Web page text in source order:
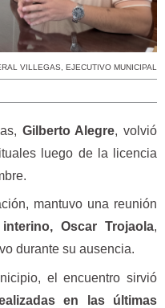
VILLEGAS, EJECUTIVO MUNICIPAL
Gilberto Alegre, volvió
luego de la licencia
mantuvo una reunión
Oscar Trojaola,
durante su ausencia.
el encuentro sirvió
en las últimas